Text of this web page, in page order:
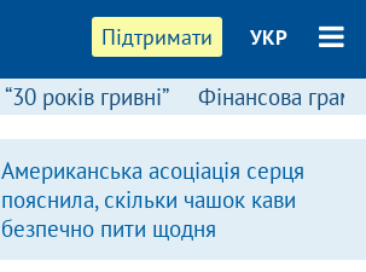
Підтримати УКР
“30 років гривні” Фінансова
Американська асоціація серця
пояснила, скільки чашок кави
безпечно пити щодня